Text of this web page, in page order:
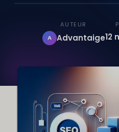
AUTEUR
A
Advantaige12